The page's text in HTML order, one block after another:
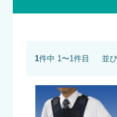
1件中 1〜1件目 並